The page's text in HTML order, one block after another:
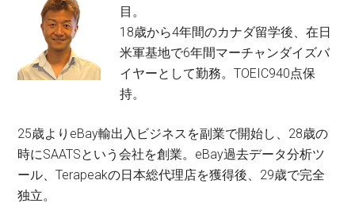
目。
18歳から4年間のカナダ留学後、在日
米軍基地で6年間マーチャンダイズバ
イヤーとして勤務。TOEIC940点保
持。
25歳よりeBay輸出入ビジネスを副業で開始し、28歳の
時にSAATSという会社を創業。eBay過去データ分析ツ
ール、Terapeakの日本総代理店を獲得後、29歳で完全
独立。